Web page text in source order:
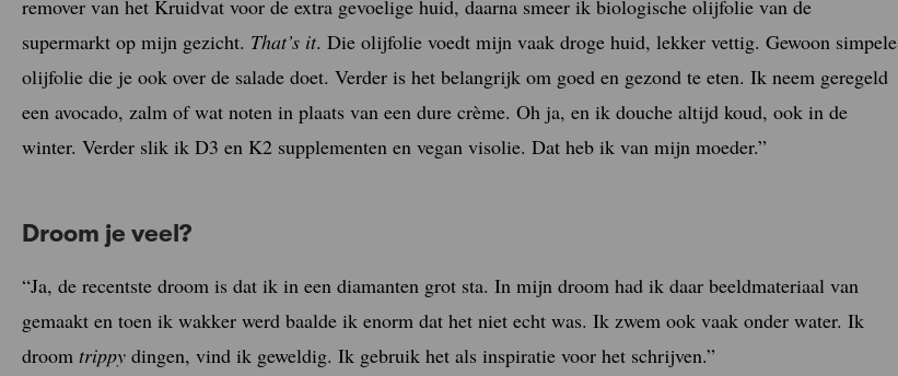
remover van het Kruidvat voor de extra gevoelige huid, daarna smeer ik biologische olijfolie van de
supermarkt op mijn gezicht. That’s it. Die olijfolie voedt mijn vaak droge huid, lekker vettig. Gewoon simpele
olijfolie die je ook over de salade doet. Verder is het belangrijk om goed en gezond te eten. Ik neem geregeld
een avocado, zalm of wat noten in plaats van een dure crème. Oh ja, en ik douche altijd koud, ook in de
winter. Verder slik ik D3 en K2 supplementen en vegan visolie. Dat heb ik van mijn moeder.”
Droom je veel?
“Ja, de recentste droom is dat ik in een diamanten grot sta. In mijn droom had ik daar beeldmateriaal van
gemaakt en toen ik wakker werd baalde ik enorm dat het niet echt was. Ik zwem ook vaak onder water. Ik
droom trippy dingen, vind ik geweldig. Ik gebruik het als inspiratie voor het schrijven.”